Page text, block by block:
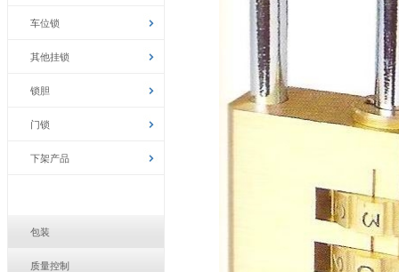
车位锁
其他挂锁
锁胆
门锁
下架产品
包装
质量控制